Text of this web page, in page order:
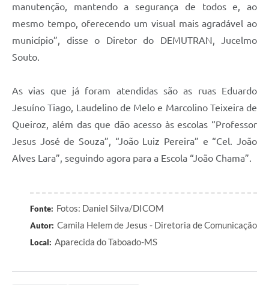
manutenção, mantendo a segurança de todos e, ao
mesmo tempo, oferecendo um visual mais agradável ao
município”, disse o Diretor do DEMUTRAN, Jucelmo
Souto.
As vias que já foram atendidas são as ruas Eduardo
Jesuíno Tiago, Laudelino de Melo e Marcolino Teixeira de
Queiroz, além das que dão acesso às escolas “Professor
Jesus José de Souza”, “João Luiz Pereira” e “Cel. João
Alves Lara”, seguindo agora para a Escola “João Chama”.
Fonte: Fotos: Daniel Silva/DICOM
Autor: Camila Helem de Jesus - Diretoria de Comunicação
Local: Aparecida do Taboado-MS